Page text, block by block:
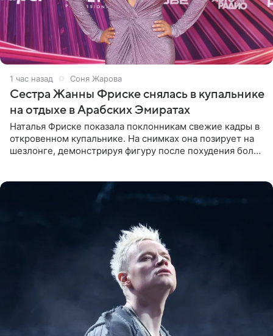
1 час назад Соня Жарова
Сестра Жанны Фриске снялась в купальнике
на отдыхе в Арабских Эмиратах
Наталья Фриске показала поклонникам свежие кадры в
откровенном купальнике. На снимках она позирует на
шезлонге, демонстрируя фигуру после похудения более